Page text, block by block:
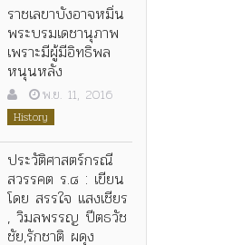
ราชเลขาบังอาจหมิ่น
พระบรมเดชานุภาพ
เพราะมีผู้มีอิทธิพล
หนุนหลัง
พ.ย. 11, 2016
History
ประวัติศาสตร์กรณี
สวรรคต ร.๘ : เขียน
โดย สรรใจ แสงเชียร
, วิมลพรรญ ปีตธวัช
ชัย,รักชาติ ผดุง